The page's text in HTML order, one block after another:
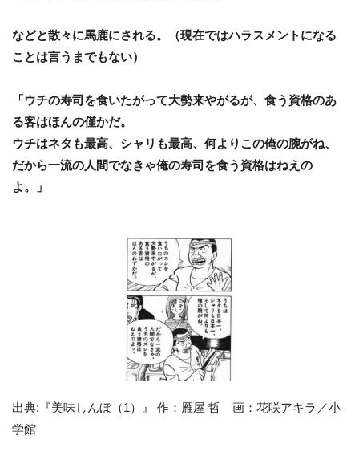
などと散々に馬鹿にされる。（現在ではハラスメントになる
ことは言うまでもない）
「ウチの寿司を食いたがって大勢来やがるが、食う資格のあ
る客はほんの僅かだ。
ウチはネタも最高、シャリも最高、何よりこの俺の腕がね、
だから一流の人間でなきゃ俺の寿司を食う資格はねえの
よ。」
出典:『美味しんぼ（1）』 作：雁屋 哲 画：花咲アキラ／小
学館